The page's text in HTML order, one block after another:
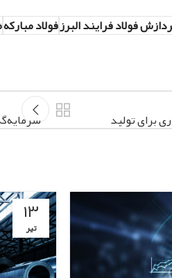
فولاد فرایند البرزفولاد مبارکه
برای تولید
۱۳
تیر